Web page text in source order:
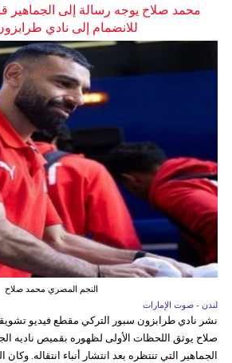
محمد صلاح يوجه رسالة إلى الجماهير
للانضمام إلى نادي
النجم المصري محمد صلاح
لندن - صوت الإمارات
نشر نادي طرابزون سبور التركي مقطع فيديو
صلاح يوثق اللحظات الأولى لظهوره بقميص ناديه
الجماهير التي تنتظره بعد انتشار أنباء انتقاله. وكان